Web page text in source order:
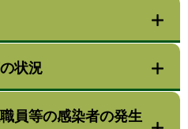
状況
員等の感染者の発生